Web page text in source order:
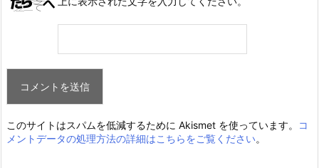
このサイトはスパムを低減するために Akismet を使っています。
コ
メントデータの処理方法の詳細はこちらをご覧ください。